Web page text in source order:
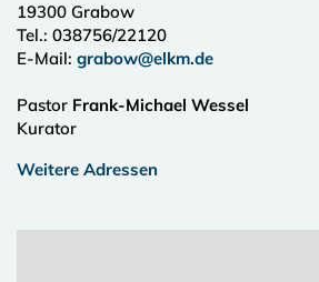
19300 Grabow
Tel.: 038756/22120
E-Mail: grabow@elkm.de
Pastor Frank-Michael Wessel
Kurator
Weitere Adressen